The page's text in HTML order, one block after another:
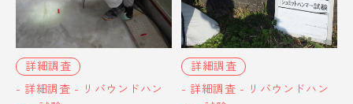
詳細調査
- 詳細調査 - リバウンドハン
詳細調査
- 詳細調査 - リバウンドハン